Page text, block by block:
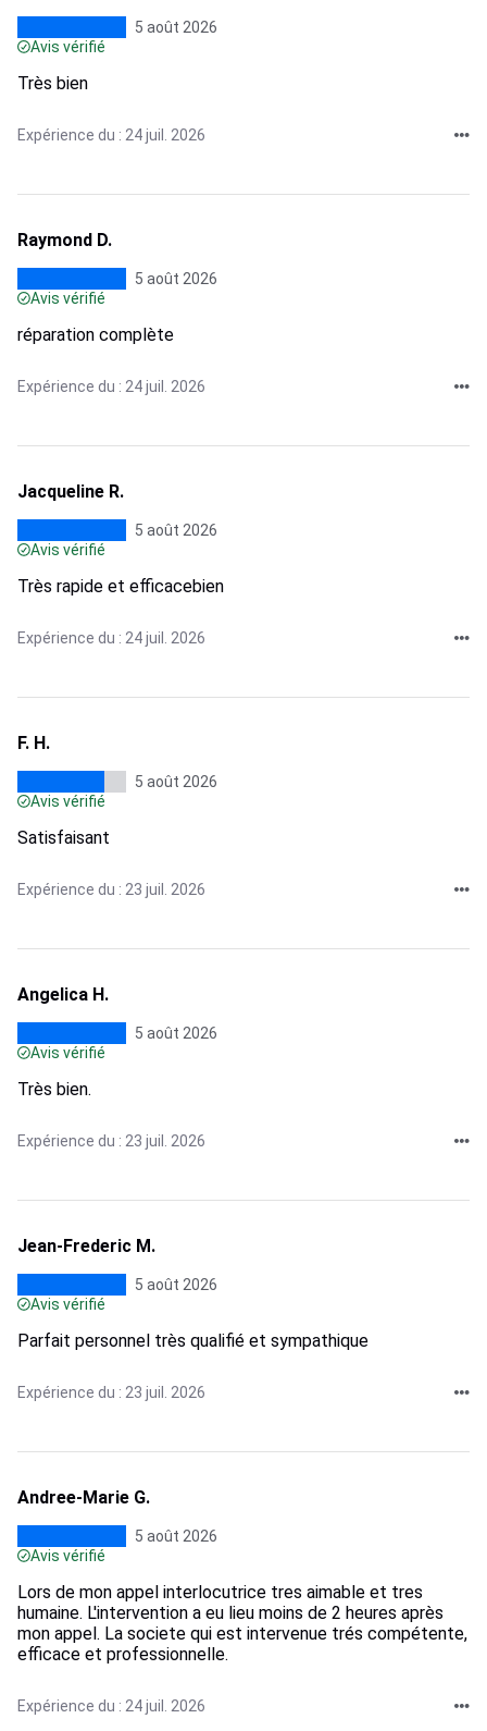
5 août 2026
Avis vérifié
Très bien
Expérience du : 24 juil. 2026
Raymond D.
5 août 2026
Avis vérifié
réparation complète
Expérience du : 24 juil. 2026
Jacqueline R.
5 août 2026
Avis vérifié
Très rapide et efficacebien
Expérience du : 24 juil. 2026
F. H.
5 août 2026
Avis vérifié
Satisfaisant
Expérience du : 23 juil. 2026
Angelica H.
5 août 2026
Avis vérifié
Très bien.
Expérience du : 23 juil. 2026
Jean-Frederic M.
5 août 2026
Avis vérifié
Parfait personnel très qualifié et sympathique
Expérience du : 23 juil. 2026
Andree-Marie G.
5 août 2026
Avis vérifié
Lors de mon appel interlocutrice tres aimable et tres
humaine. L'intervention a eu lieu moins de 2 heures après
mon appel. La societe qui est intervenue trés compétente,
efficace et professionnelle.
Expérience du : 24 juil. 2026